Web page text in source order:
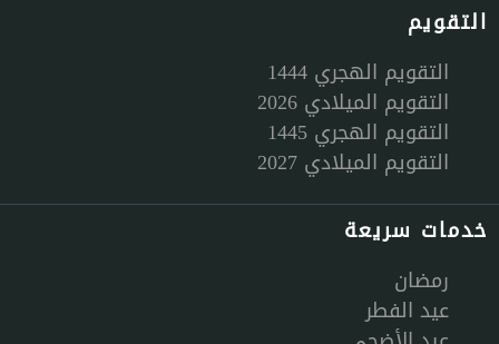
التقويم
التقويم الهجري 1444
التقويم الميلادي 2026
التقويم الهجري 1445
التقويم الميلادي 2027
خدمات سريعة
رمضان
عيد الفطر